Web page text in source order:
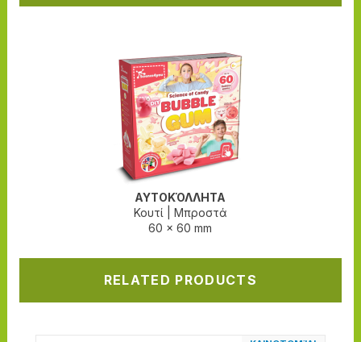
ΑΥΤΟΚΌΛΛΗΤΑ
Κουτί
Μπροστά
60 x 60 mm
RELATED PRODUCTS